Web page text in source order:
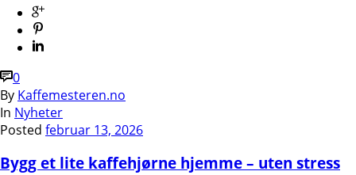
0
By Kaffemesteren.no
In Nyheter
Posted februar 13, 2026
Bygg et lite kaffehjørne hjemme – uten stress